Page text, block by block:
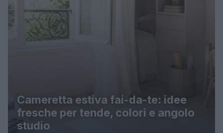
Cameretta estiva fai-da-te: idee
fresche per tende, colori e angolo
studio